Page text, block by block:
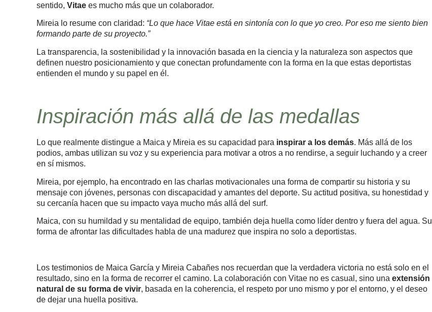
sentido, Vitae es mucho más que un colaborador.
Mireia lo resume con claridad: “Lo que hace Vitae está en sintonía con lo que yo creo. Por eso me siento bien
formando parte de su proyecto.”
La transparencia, la sostenibilidad y la innovación basada en la ciencia y la naturaleza son aspectos que
definen nuestro posicionamiento y que conectan profundamente con la forma en la que estas deportistas
entienden el mundo y su papel en él.
Inspiración más allá de las medallas
Lo que realmente distingue a Maica y Mireia es su capacidad para inspirar a los demás. Más allá de los
podios, ambas utilizan su voz y su experiencia para motivar a otros a no rendirse, a seguir luchando y a creer
en sí mismos.
Mireia, por ejemplo, ha encontrado en las charlas motivacionales una forma de compartir su historia y su
mensaje con jóvenes, personas con discapacidad y amantes del deporte. Su actitud positiva, su honestidad y
su cercanía hacen que su impacto vaya mucho más allá del surf.
Maica, con su humildad y su mentalidad de equipo, también deja huella como líder dentro y fuera del agua. Su
forma de afrontar las dificultades habla de una madurez que inspira no solo a deportistas.
Los testimonios de Maica García y Mireia Cabañes nos recuerdan que la verdadera victoria no está solo en el
resultado, sino en la forma de recorrer el camino. La colaboración con Vitae no es casual, sino una extensión
natural de su forma de vivir, basada en la coherencia, el respeto por uno mismo y por el entorno, y el deseo
de dejar una huella positiva.